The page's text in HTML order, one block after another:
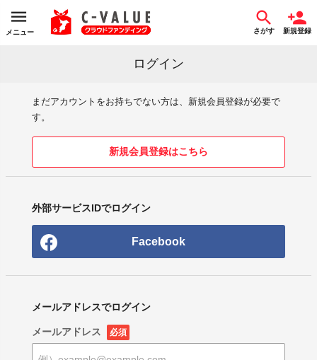
メニュー さがす 新規登録
ログイン
まだアカウントをお持ちでない方は、新規会員登録が必要で
す。
新規会員登録はこちら
外部サービスIDでログイン
Facebook
メールアドレスでログイン
メールアドレス 必須